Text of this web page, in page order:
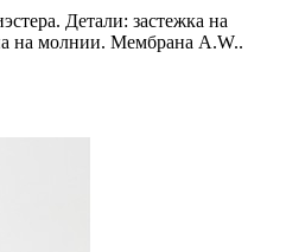
Детали: застежка на
на молнии. Мембрана A.W..